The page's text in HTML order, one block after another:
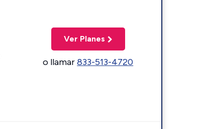
Ver Planes
o llamar833-513-4720